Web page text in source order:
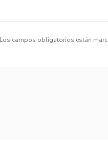
Los campos obligatorios están